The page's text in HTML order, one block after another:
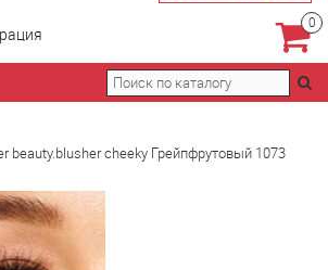
0
beauty.blusher cheeky Грейпфрутовый 1073